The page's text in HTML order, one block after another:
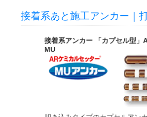
接着系あと施工アンカー｜
接着系アンカー 「カプセル型」
MU